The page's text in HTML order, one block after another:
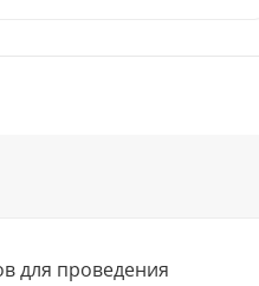
для проведения